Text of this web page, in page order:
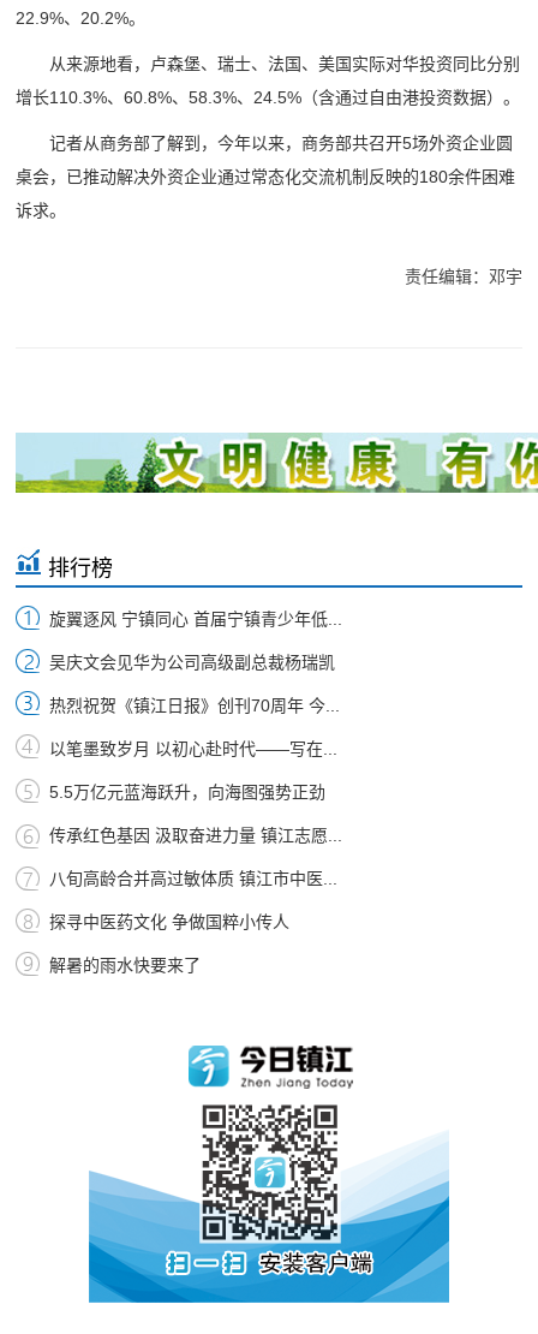
22.9%、20.2%。
从来源地看，卢森堡、瑞士、法国、美国实际对华投资同比分别
增长110.3%、60.8%、58.3%、24.5%（含通过自由港投资数据）。
记者从商务部了解到，今年以来，商务部共召开5场外资企业圆
桌会，已推动解决外资企业通过常态化交流机制反映的180余件困难
诉求。
责任编辑：邓宇
排行榜
旋翼逐风 宁镇同心 首届宁镇青少年低...
吴庆文会见华为公司高级副总裁杨瑞凯
热烈祝贺《镇江日报》创刊70周年 今...
以笔墨致岁月 以初心赴时代——写在...
5.5万亿元蓝海跃升，向海图强势正劲
传承红色基因 汲取奋进力量 镇江志愿...
八旬高龄合并高过敏体质 镇江市中医...
探寻中医药文化 争做国粹小传人
解暑的雨水快要来了